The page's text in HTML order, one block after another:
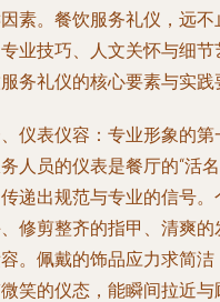
素。餐饮服务礼仪，远
业技巧、人文关怀与细
务礼仪的核心要素与实践
仪表仪容：专业形象的第
人员的仪表是餐厅的“活
递出规范与专业的信号
修剪整齐的指甲、清爽
。佩戴的饰品应力求简
笑的仪态，能瞬间拉近